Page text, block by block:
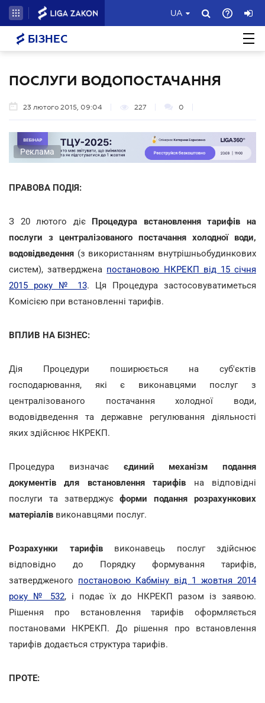
UA
БІЗНЕС
ПОСЛУГИ ВОДОПОСТАЧАННЯ
23 лютого 2015, 09:04 227 0
Реклама
ПРАВОВА ПОДІЯ:
З 20 лютого діє Процедура встановлення тарифів на
послуги з централізованого постачання холодної води,
водовідведення (з використанням внутрішньобудинкових
систем), затверджена постановою НКРЕКП від 15 січня
2015 року № 13. Ця Процедура застосовуватиметься
Комісією при встановленні тарифів.
ВПЛИВ НА БІЗНЕС:
Дія Процедури поширюється на суб'єктів
господарювання, які є виконавцями послуг з
централізованого постачання холодної води,
водовідведення та державне регулювання діяльності
яких здійснює НКРЕКП.
Процедура визначає єдиний механізм подання
документів для встановлення тарифів на відповідні
послуги та затверджуєформи подання розрахункових
матеріалів виконавцями послуг.
Розрахунки тарифіввиконавець послуг здійснює
відповідно до Порядку формування тарифів,
затвердженого постановою Кабміну від 1 жовтня 2014
року № 532, і подає їх до НКРЕКП разом із заявою.
Рішення про встановлення тарифів оформляється
постановами НКРЕКП. До рішення про встановлення
тарифів додається структура тарифів.
ПРОТЕ: